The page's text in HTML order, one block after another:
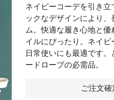
ネイビーコーデを引き
ックなデザインにより
ム。快適な履き心地と
イルにぴったり。ネイビ
日常使いにも最適です
ードローブの必需品。
ご注文